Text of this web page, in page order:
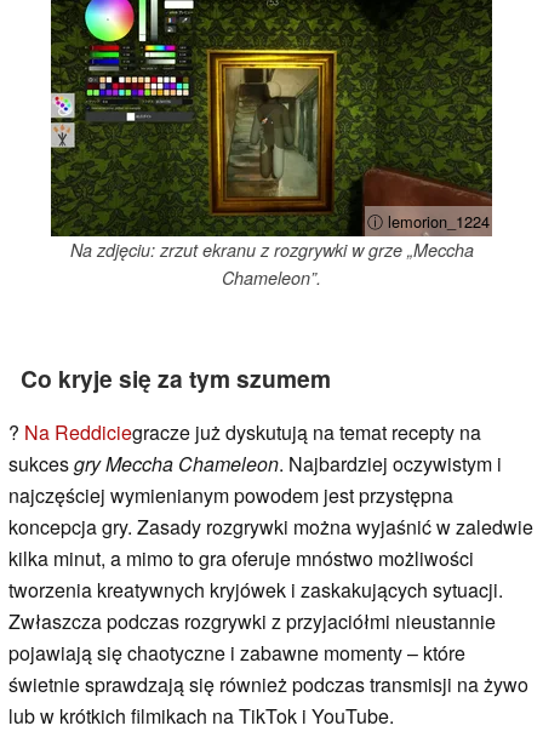
ⓘ lemorion_1224
Na zdjęciu: zrzut ekranu z rozgrywki w grze „Meccha
Chameleon”.
Co kryje się za tym szumem
? Na Reddiciegracze już dyskutują na temat recepty na
sukcesgry Meccha Chameleon. Najbardziej oczywistym i
najczęściej wymienianym powodem jest przystępna
koncepcja gry. Zasady rozgrywki można wyjaśnić w zaledwie
kilka minut, a mimo to gra oferuje mnóstwo możliwości
tworzenia kreatywnych kryjówek i zaskakujących sytuacji.
Zwłaszcza podczas rozgrywki z przyjaciółmi nieustannie
pojawiają się chaotyczne i zabawne momenty – które
świetnie sprawdzają się również podczas transmisji na żywo
lub w krótkich filmikach na TikTok i YouTube.